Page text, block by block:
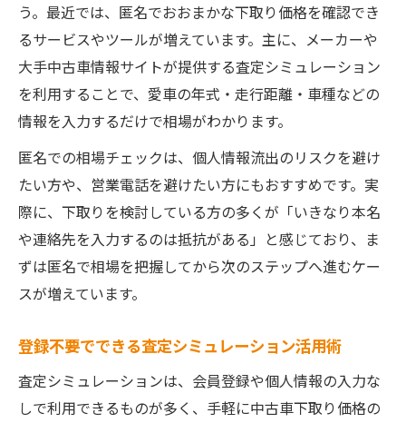
う。最近では、匿名でおおまかな下取り価格を確認でき
るサービスやツールが増えています。主に、メーカーや
大手中古車情報サイトが提供する査定シミュレーション
を利用することで、愛車の年式・走行距離・車種などの
情報を入力するだけで相場がわかります。
匿名での相場チェックは、個人情報流出のリスクを避け
たい方や、営業電話を避けたい方にもおすすめです。実
際に、下取りを検討している方の多くが「いきなり本名
や連絡先を入力するのは抵抗がある」と感じており、ま
ずは匿名で相場を把握してから次のステップへ進むケー
スが増えています。
登録不要でできる査定シミュレーション活用術
査定シミュレーションは、会員登録や個人情報の入力な
しで利用できるものが多く、手軽に中古車下取り価格の